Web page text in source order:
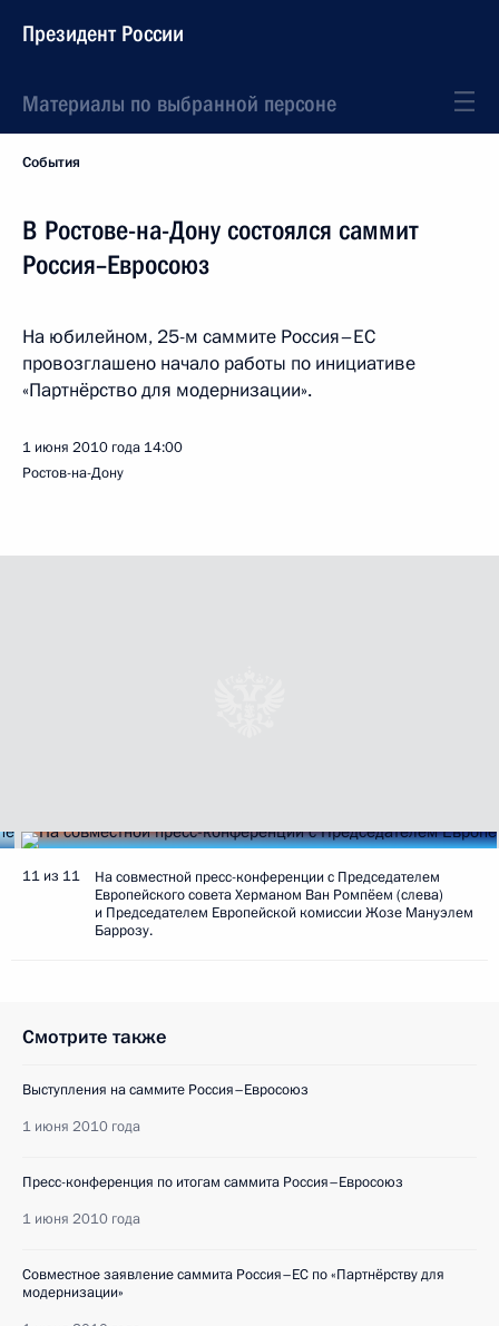
Президент России
Материалы по выбранной персоне
События
В Ростове-на-Дону состоялся саммит
Россия–Евросоюз
На юбилейном, 25-м саммите Россия–ЕС
провозглашено начало работы по инициативе
«Партнёрство для модернизации».
1 июня 2010 года 14:00
Ростов-на-Дону
11 из 11
На совместной пресс-конференции с Председателем
Европейского совета Херманом Ван Ромпёем (слева)
и Председателем Европейской комиссии Жозе Мануэлем
Баррозу.
Смотрите также
Выступления на саммите Россия–Евросоюз
1 июня 2010 года
Пресс-конференция по итогам саммита Россия–Евросоюз
1 июня 2010 года
Совместное заявление саммита Россия–ЕС по «Партнёрству для
модернизации»